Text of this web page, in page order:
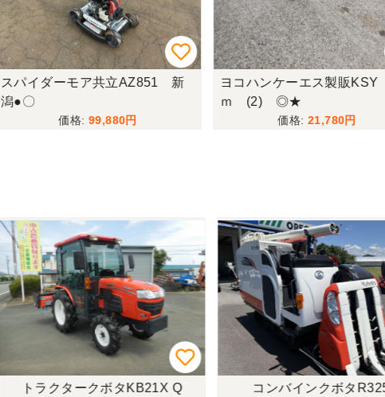
スパイダーモア共立AZ851 新
潟●〇
99,880
ヨコハンケーエス製販
ｍ (2) ◎★
21,780
トラクタークボタKB21X Q コンバインクボタR325